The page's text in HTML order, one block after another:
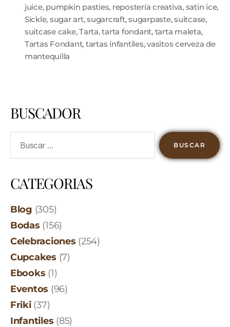
juice, pumpkin pasties, repostería creativa, satin ice,
Sickle, sugar art,sugarcraft,sugarpaste,suitcase,
suitcase cake,Tarta,tarta fondant, tarta maleta,
Tartas Fondant, tartas infantiles,vasitos cerveza de
mantequilla
BUSCADOR
CATEGORIAS
Blog (305)
Bodas (156)
Celebraciones (254)
Cupcakes (7)
Ebooks (1)
Eventos (96)
Friki(37)
Infantiles (85)